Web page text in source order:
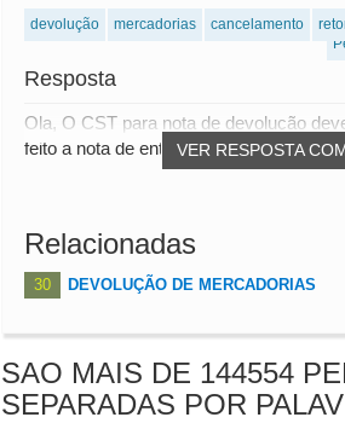
devolução mercadorias cancelamento
Resposta
VER RESPOSTA
Ola, O CST para nota de devolução
feito a nota de entrada 00. Att
Relacionadas
30 DEVOLUÇÃO DE MERCADORIAS
SAO MAIS DE 144554
SEPARADAS POR